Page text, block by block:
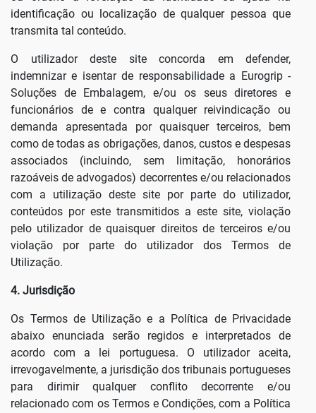
identificação ou localização de qualquer pessoa que
transmita tal conteúdo.
O utilizador deste site concorda em defender,
indemnizar e isentar de responsabilidade a Eurogrip -
Soluções de Embalagem, e/ou os seus diretores e
funcionários de e contra qualquer reivindicação ou
demanda apresentada por quaisquer terceiros, bem
como de todas as obrigações, danos, custos e despesas
associados (incluindo, sem limitação, honorários
razoáveis de advogados) decorrentes e/ou relacionados
com a utilização deste site por parte do utilizador,
conteúdos por este transmitidos a este site, violação
pelo utilizador de quaisquer direitos de terceiros e/ou
violação por parte do utilizador dos Termos de
Utilização.
4. Jurisdição
Os Termos de Utilização e a Política de Privacidade
abaixo enunciada serão regidos e interpretados de
acordo com a lei portuguesa. O utilizador aceita,
irrevogavelmente, a jurisdição dos tribunais portugueses
para dirimir qualquer conflito decorrente e/ou
relacionado com os Termos e Condições, com a Política